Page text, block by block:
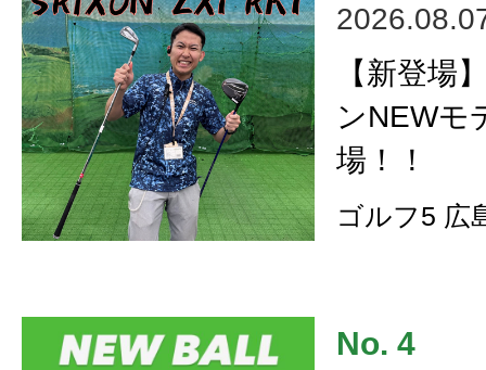
【新登場
ンNEWモ
場！！
ゴルフ5 広